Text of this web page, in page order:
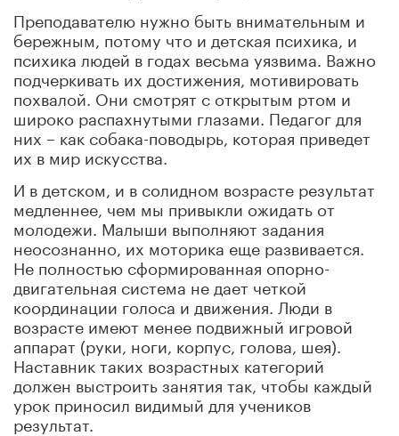
Преподавателю нужно быть внимательным и
бережным, потому что и детская психика, и
психика людей в годах весьма уязвима. Важно
подчеркивать их достижения, мотивировать
похвалой. Они смотрят с открытым ртом и
широко распахнутыми глазами. Педагог для
них – как собака-поводырь, которая приведет
их в мир искусства.
И в детском, и в солидном возрасте результат
медленнее, чем мы привыкли ожидать от
молодежи. Малыши выполняют задания
неосознанно, их моторика еще развивается.
Не полностью сформированная опорно-
двигательная система не дает четкой
координации голоса и движения. Люди в
возрасте имеют менее подвижный игровой
аппарат (руки, ноги, корпус, голова, шея).
Наставник таких возрастных категорий
должен выстроить занятия так, чтобы каждый
урок приносил видимый для учеников
результат.